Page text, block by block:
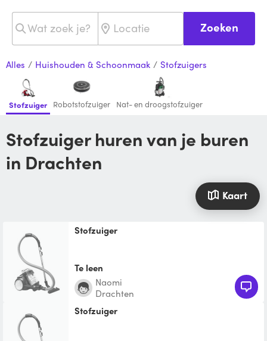
Zoeken
Alles / Huishouden & Schoonmaak / Stofzuigers
Stofzuiger Robotstofzuiger Nat- en droogstofzuiger
Stofzuiger huren van je buren
in Drachten
Kaart
Stofzuiger
Te leen
Naomi
Drachten
Stofzuiger